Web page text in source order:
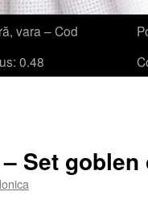
vara – Cod
0.48
Set